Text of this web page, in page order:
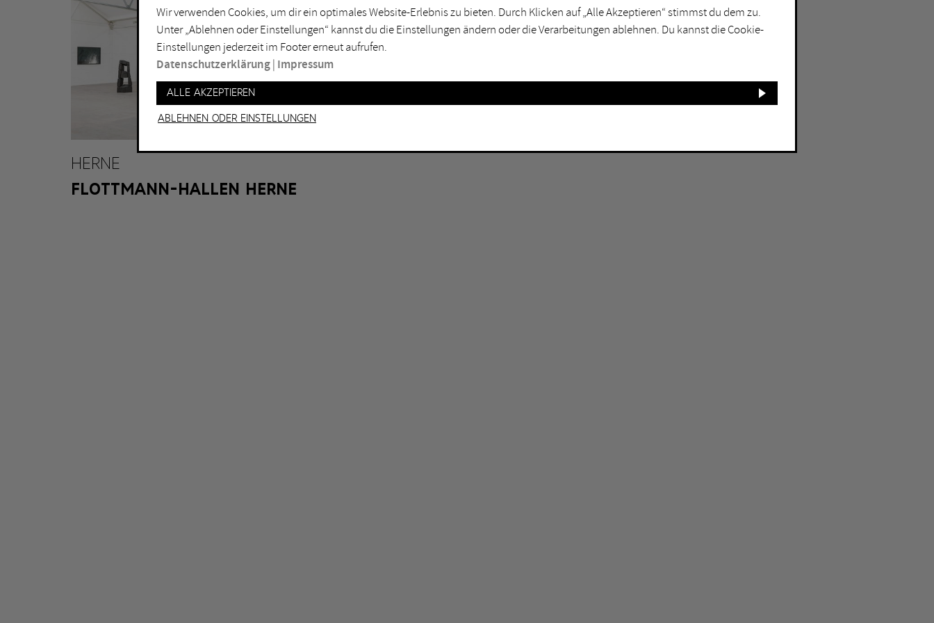
Lichtkunst
Performance
Skulptur
Duisburg
Essen
Hagen
Hamm
Mülheim an der Ruhr
Oberhausen
Unna
Witten
HERNE
FLOTTMANN-HALLEN HERNE
Wir verwenden Cookies, um dir ein optimales Website-Erlebnis zu bieten. Durch Klicken auf „Alle Akzeptieren“ stimmst du dem zu.
Unter „Ablehnen oder Einstellungen“ kannst du die Einstellungen ändern oder die Verarbeitungen ablehnen. Du kannst die Cookie-
Einstellungen jederzeit im Footer erneut aufrufen.
Datenschutzerklärung| Impressum
Alle akzeptieren
Ablehnen oder Einstellungen